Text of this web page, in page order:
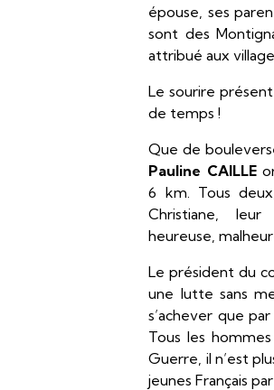
épouse, ses
sont des
attribué aux
Le sourire
de temps !
Que de
Pauline CAILLE
6 km. Tous
Christiane,
heureuse,
Le président du
une lutte sans
s’achever que
Tous les
Guerre, il n’est
jeunes Français